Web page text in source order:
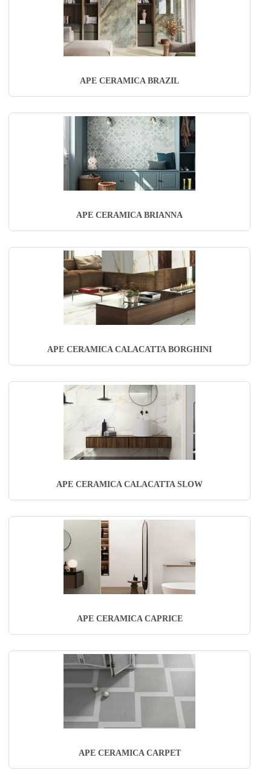
APE CERAMICA BRAZIL
APE CERAMICA BRIANNA
APE CERAMICA CALACATTA BORGHINI
APE CERAMICA CALACATTA SLOW
APE CERAMICA CAPRICE
APE CERAMICA CARPET